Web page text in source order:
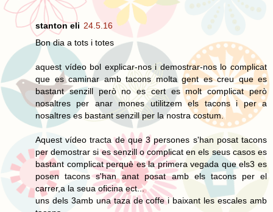
stanton eli 24.5.16
Bon dia a tots i totes
aquest vídeo bol explicar-nos i demostrar-nos lo complicat
que es caminar amb tacons molta gent es creu que es
bastant senzill però no es cert es molt complicat però
nosaltres per anar mones utilitzem els tacons i per a
nosaltres es bastant senzill per la nostra costum.
Aquest vídeo tracta de que 3 persones s'han posat tacons
per demostrar si es senzill o complicat en els seus casos es
bastant complicat perquè es la primera vegada que els3 es
posen tacons s'han anat posat amb els tacons per el
carrer,a la seua oficina ect...
uns dels 3amb una taza de coffe i baixant les escales amb